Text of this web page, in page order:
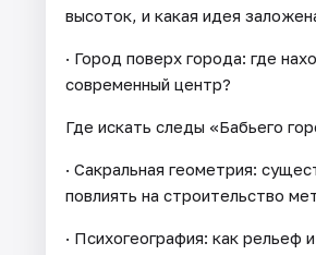
высоток, и какая идея
· Город поверх города: где
современный центр?
Где искать следы «Бабьего
· Сакральная геометрия:
повлиять на строительство
· Психогеография: как рельеф